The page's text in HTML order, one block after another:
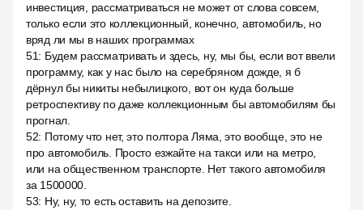
инвестиция, рассматриваться не может от слова совсем,
только если это коллекционный, конечно, автомобиль, но
вряд ли мы в наших программах
51: Будем рассматривать и здесь, ну, мы бы, если вот ввели
программу, как у нас было на серебряном дожде, я б
дёрнул бы никиты небылицкого, вот он куда больше
ретроспективу по даже коллекционным бы автомобилям бы
прогнал.
52: Потому что нет, это полтора Ляма, это вообще, это не
про автомобиль. Просто езжайте на такси или на метро,
или на общественном транспорте. Нет такого автомобиля
за 1500000.
53: Ну, ну, то есть оставить на депозите.